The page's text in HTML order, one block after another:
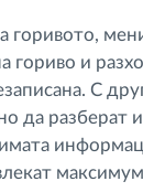
горивото,
гориво и
С
да разберат